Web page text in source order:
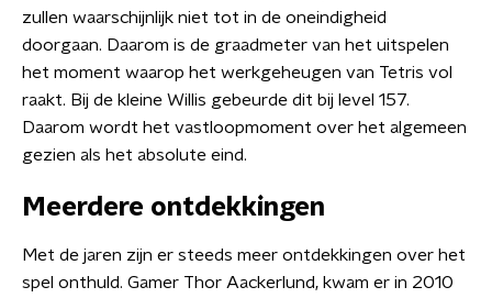
zullen waarschijnlijk niet tot in de oneindigheid
doorgaan. Daarom is de graadmeter van het uitspelen
het moment waarop het werkgeheugen van Tetris vol
raakt. Bij de kleine Willis gebeurde dit bij level 157.
Daarom wordt het vastloopmoment over het algemeen
gezien als het absolute eind.
Meerdere ontdekkingen
Met de jaren zijn er steeds meer ontdekkingen over het
spel onthuld. Gamer Thor Aackerlund, kwam er in 2010